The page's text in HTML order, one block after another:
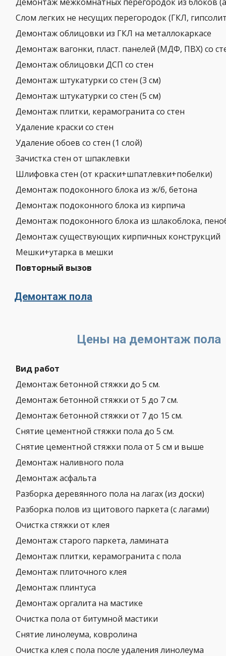
Слом легких не несущих перегородок (ГКЛ,
Демонтаж облицовки из ГКЛ на металлокаркасе
Демонтаж вагонки, пласт. панелей (МДФ, ПВХ) со
Демонтаж облицовки ДСП со стен
Демонтаж штукатурки со стен (3 см)
Демонтаж штукатурки со стен (5 см)
Демонтаж плитки, керамогранита со стен
Удаление краски со стен
Удаление обоев со стен (1 слой)
Зачистка стен от шпаклевки
Шлифовка стен (от краски+шпатлевки+побелки)
Демонтаж подоконного блока из ж/б, бетона
Демонтаж подоконного блока из кирпича
Демонтаж подоконного блока из шлакоблока,
Демонтаж существующих кирпичных конструкций
Мешки+утарка в мешки
Повторный вызов
Демонтаж пола
Цены на демонтаж пола
Вид работ
Демонтаж бетонной стяжки до 5 см.
Демонтаж бетонной стяжки от 5 до 7 см.
Демонтаж бетонной стяжки от 7 до 15 см.
Снятие цементной стяжки пола до 5 см.
Снятие цементной стяжки пола от 5 см и выше
Демонтаж наливного пола
Демонтаж асфальта
Разборка деревянного пола на лагах (из доски)
Разборка полов из щитового паркета (с лагами)
Очистка стяжки от клея
Демонтаж старого паркета, ламината
Демонтаж плитки, керамогранита с пола
Демонтаж плиточного клея
Демонтаж плинтуса
Демонтаж оргалита на мастике
Очистка пола от битумной мастики
Снятие линолеума, ковролина
Очистка клея с пола после удаления линолеума